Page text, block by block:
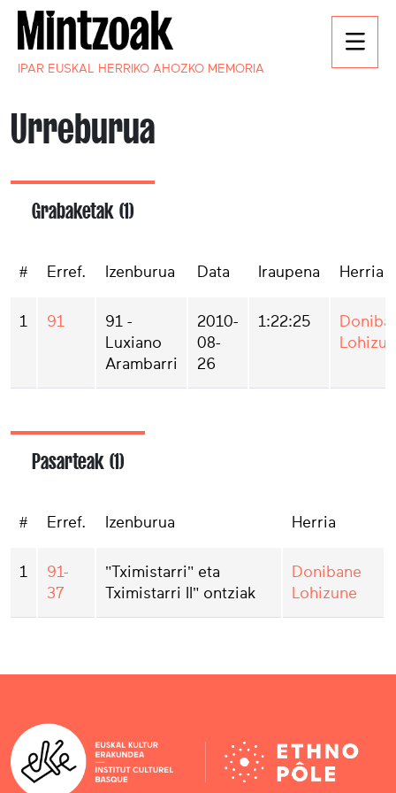
IPAR EUSKAL HERRIKO AHOZKO MEMORIA
Urreburua
Grabaketak (1)
# Erref. Izenburua Data Iraupena Herria
1 91
91 -
Luxiano
Arambarri
2010-
08-
26
1:22:25
Pasarteak (1)
# Erref. Izenburua Herria
1
91-
37
"Tximistarri" eta
Tximistarri II" ontziak
Donibane
Lohizune